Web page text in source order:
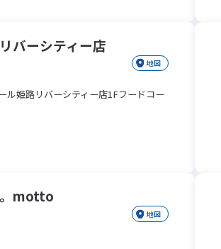
バーシティー店
地図
ル姫路リバーシティー店1Fフードコー
。motto
地図